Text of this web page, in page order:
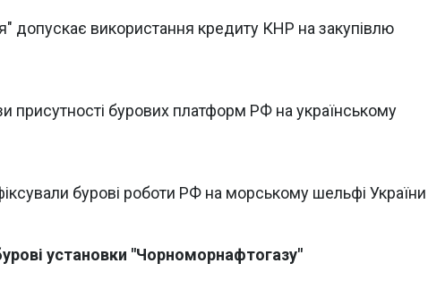
допускає використання кредиту КНР на закупівлю
присутності бурових платформ РФ на українському
бурові роботи РФ на морському шельфі України
установки "Чорноморнафтогазу"